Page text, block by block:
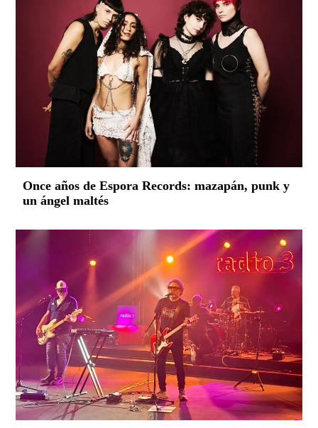
Once años de Espora Records: mazapán, punk y
un ángel maltés